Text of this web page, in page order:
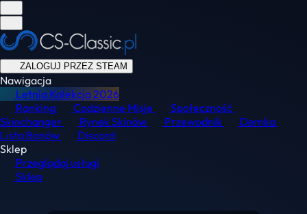
ZALOGUJ PRZEZ STEAM
Nawigacja
Letnia Kolekcja2026
Ranking
Codzienne Misje
Społeczność
Skinchanger
Rynek Skinów Przewodnik
Demka
Lista Banów
Discord
Sklep
Przeglądaj usługi
Sklep